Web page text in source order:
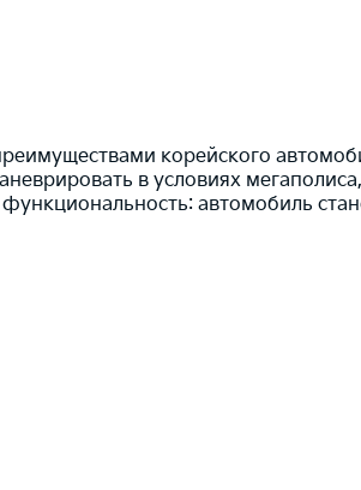
корейского
в условиях
автомобиль